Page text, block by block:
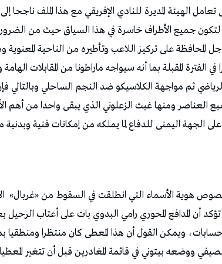
الهيئة المديرة للنادي الإفريقي مع هذا الملف ناجحا
لتكون جميع الأطراف خاسرة في هذا السياق حيث من
على تركيز اللاعب وتأطيره من الناحية
في الفترة المقبلة بما أنه سيواجه ماراطونا من المقابلات
ثم مواجهة الكلاسيكو ضد النجم الساحلي وبالتالي
العناصر ومنها غيث الزعلوني الذي يبقى واحدا من أهم
على الجهة اليمنى للدفاع لما يملكه من إمكانات فنية وبدنية
هوية الأسماء التي انطلقت في السقوط من «غربال»
أن المدافع المحوري رامي البدوي بات على أعتاب
ويمكن القول أن هذا المعطى كان منتظرا ومنطقيا
الصيفي ووضعه بيتوني في قائمة المغادرين قبل أن تتغير